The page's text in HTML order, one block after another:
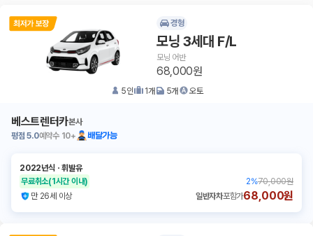
경형
모닝 3세대 F/L
모닝 어반
68,000원
5인 1개 5개 오토
베스트렌터카본사
평점 5.0예약수 10+ 배달가능
2022년식 ㆍ휘발유
무료취소(1시간 이내) 2%70,000원
만 26세 이상
일반자차포함가68,000원